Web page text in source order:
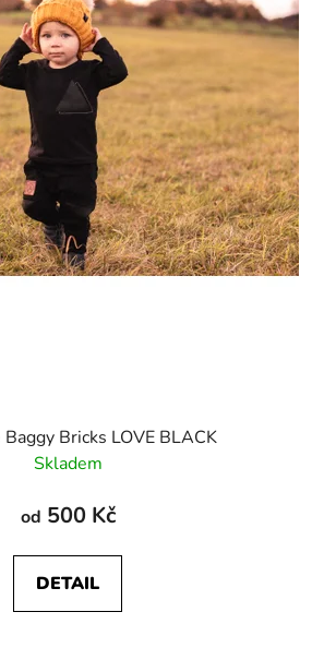
Bricks LOVE BLACK
Skladem
od 500 Kč
DETAIL